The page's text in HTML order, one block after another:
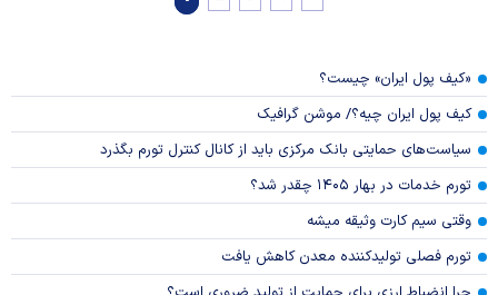
«کیف پول ایران» چیست؟
کیف پول ایران چیه؟/ موشن گرافیک
سیاست‌های حمایتی بانک مرکزی باید از کانال کنترل تورم بگذرد
تورم خدمات در بهار ۱۴۰۵ چقدر شد؟
وقتی سیم کارت وثیقه میشه
تورم فصلی تولیدکننده معدن کاهش یافت